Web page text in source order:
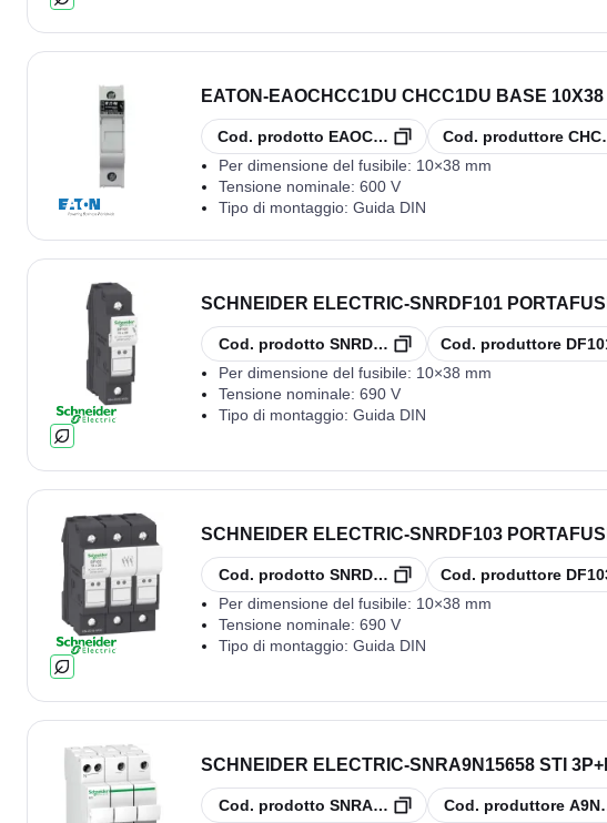
EATON-EAOCHCC1DU CHCC1DU BASE
copiaCod. prodotto EAOCHCC1DUcopiaCod. produttore
Per dimensione del fusibile: 10×38 mm
Tensione nominale: 600 V
Tipo di montaggio: Guida DIN
SCHNEIDER ELECTRIC-SNRDF101
copiaCod. prodotto SNRDF101 copiaCod. produttore
Per dimensione del fusibile: 10×38 mm
Tensione nominale: 690 V
Tipo di montaggio: Guida DIN
SCHNEIDER ELECTRIC-SNRDF103
copiaCod. prodotto SNRDF103 copiaCod. produttore
Per dimensione del fusibile: 10×38 mm
Tensione nominale: 690 V
Tipo di montaggio: Guida DIN
SCHNEIDER ELECTRIC-SNRA9N15658 STI
copiaCod. prodotto SNRA9N15658copiaCod. produttore